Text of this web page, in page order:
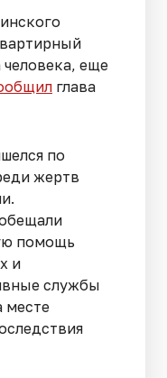
еще
глава
по
жертв
помощь
и
службы
месте